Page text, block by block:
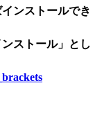
ンストールでき
ストール」とし